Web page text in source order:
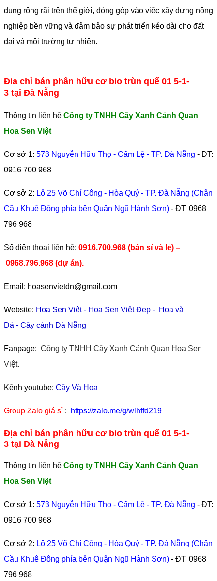
dụng rộng rãi trên thế giới, đóng góp vào việc xây dựng nông
nghiệp bền vững và đảm bảo sự phát triển kéo dài cho đất
đai và môi trường tự nhiên.
Địa chỉ bán phân hữu cơ bio trùn quế 01 5-1-
3 tại Đà Nẵng
Thông tin liên hệ Công ty TNHH Cây Xanh Cảnh Quan
Hoa Sen Việt
Cơ sở 1: 573 Nguyễn Hữu Thọ - Cẩm Lệ - TP. Đà Nẵng - ĐT:
0916 700 968
Cơ sở 2: Lô 25 Võ Chí Công - Hòa Quý - TP. Đà Nẵng (Chân
Cầu Khuê Đông phía bên Quận Ngũ Hành Sơn) - ĐT: 0968
796 968
​Số điện thoại liên hệ: 0916.700.968 (bán sỉ và lẻ) –
0968.796.968 (dự án).
Email: hoasenvietdn@gmail.com
Website: Hoa Sen Việt- Hoa Sen Việt Đẹp - Hoa và
Đá - Cây cảnh Đà Nẵng
Fanpage: Công ty TNHH Cây Xanh Cảnh Quan Hoa Sen
Việt.
Kênh youtube: Cây Và Hoa
Group Zalo giá sỉ : https://zalo.me/g/wlhffd219
Địa chỉ bán phân hữu cơ bio trùn quế 01 5-1-
3 tại Đà Nẵng
Thông tin liên hệ Công ty TNHH Cây Xanh Cảnh Quan
Hoa Sen Việt
Cơ sở 1: 573 Nguyễn Hữu Thọ - Cẩm Lệ - TP. Đà Nẵng - ĐT:
0916 700 968
Cơ sở 2: Lô 25 Võ Chí Công - Hòa Quý - TP. Đà Nẵng (Chân
Cầu Khuê Đông phía bên Quận Ngũ Hành Sơn) - ĐT: 0968
796 968